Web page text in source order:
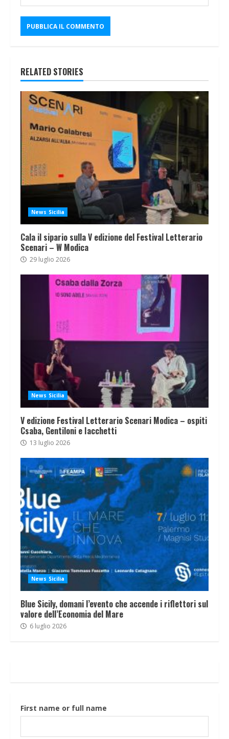
RELATED STORIES
News Sicilia
Cala il sipario sulla V edizione del Festival Letterario
Scenari – W Modica
29 luglio 2026
News Sicilia
V edizione Festival Letterario Scenari Modica – ospiti
Csaba, Gentiloni e Iacchetti
13 luglio 2026
News Sicilia
Blue Sicily, domani l’evento che accende i riflettori sul
valore dell’Economia del Mare
6 luglio 2026
First name or full name